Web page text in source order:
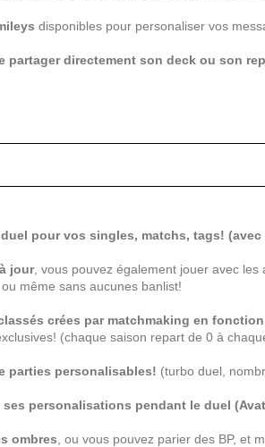
disponibles pour personaliser vos
partager directement son deck ou son
pour vos singles, matchs, tags! (avec
jour, vous pouvez également jouer avec
même sans aucunes banlist!
crées par matchmaking en
(chaque saison repart de 0 à
parties personalisables! (turbo duel,
personalisations pendant le duel
ombres , ou vous pouvez parier des BP, et